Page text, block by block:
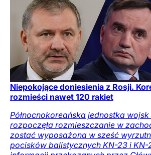
Niepokojące doniesienia z Rosji.
rozmieści nawet 120 rakiet
Północnokoreańska jednostka
rozpoczęła rozmieszczanie w
zostać wyposażona w sześć
pocisków balistycznych KN-23 i KN-